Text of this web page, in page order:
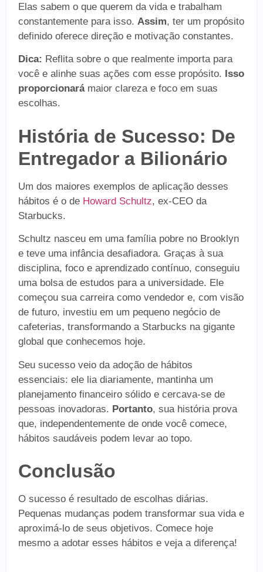
Elas sabem o que querem da vida e trabalham
constantemente para isso. Assim, ter um propósito
definido oferece direção e motivação constantes.
Dica: Reflita sobre o que realmente importa para
você e alinhe suas ações com esse propósito. Isso
proporcionarámaior clareza e foco em suas
escolhas.
História de Sucesso: De
Entregador a Bilionário
Um dos maiores exemplos de aplicação desses
hábitos é o de Howard Schultz, ex-CEO da
Starbucks.
Schultz nasceu em uma família pobre no Brooklyn
e teve uma infância desafiadora. Graças à sua
disciplina, foco e aprendizado contínuo, conseguiu
uma bolsa de estudos para a universidade. Ele
começou sua carreira como vendedor e, com visão
de futuro, investiu em um pequeno negócio de
cafeterias, transformando a Starbucks na gigante
global que conhecemos hoje.
Seu sucesso veio da adoção de hábitos
essenciais: ele lia diariamente, mantinha um
planejamento financeiro sólido e cercava-se de
pessoas inovadoras. Portanto, sua história prova
que, independentemente de onde você comece,
hábitos saudáveis podem levar ao topo.
Conclusão
O sucesso é resultado de escolhas diárias.
Pequenas mudanças podem transformar sua vida e
aproximá-lo de seus objetivos. Comece hoje
mesmo a adotar esses hábitos e veja a diferença!